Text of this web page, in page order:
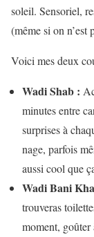
soleil. Sensoriel,
(même si on n’est
Voici mes deux
Wadi Shab :
minutes entre
surprises à
nage, parfois
aussi cool que
Wadi Bani
trouveras
moment,